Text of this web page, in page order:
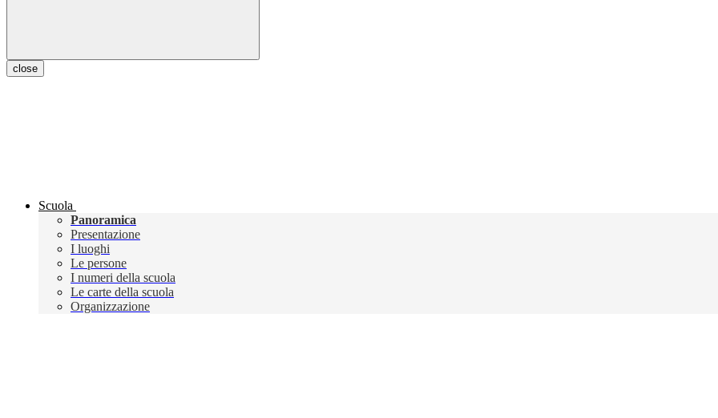
close
Scuola
Panoramica
Presentazione
I luoghi
Le persone
I numeri della scuola
Le carte della scuola
Organizzazione